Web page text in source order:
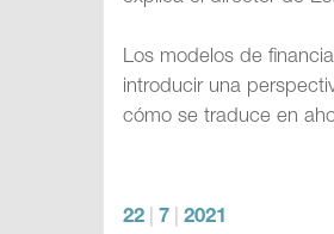
Los modelos de
introducir una
cómo se traduce en
22 7 2021